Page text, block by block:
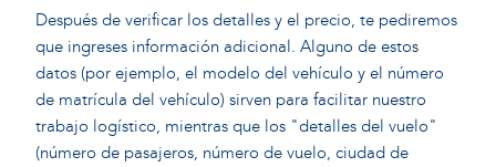
Después de verificar los detalles y el precio, te pediremos
que ingreses información adicional. Alguno de estos
datos (por ejemplo, el modelo del vehículo y el número
de matrícula del vehículo) sirven para facilitar nuestro
trabajo logístico, mientras que los "detalles del vuelo"
(número de pasajeros, número de vuelo, ciudad de